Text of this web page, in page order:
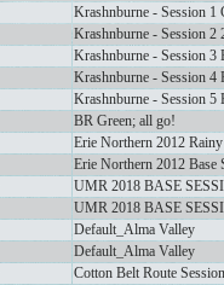
Krashnburne - Session 1
Krashnburne - Session 2
Krashnburne - Session 3
Krashnburne - Session 4
Krashnburne - Session 5
BR Green; all go!
Erie Northern 2012
Erie Northern 2012 Base
UMR 2018 BASE
UMR 2018 BASE
Default_Alma Valley
Default_Alma Valley
Cotton Belt Route Session